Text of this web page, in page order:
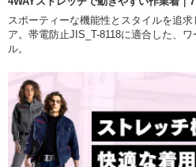
スポーティーな機能性とスタイルを追
ア。帯電防止JIS_T-8118に適合した、
ル。